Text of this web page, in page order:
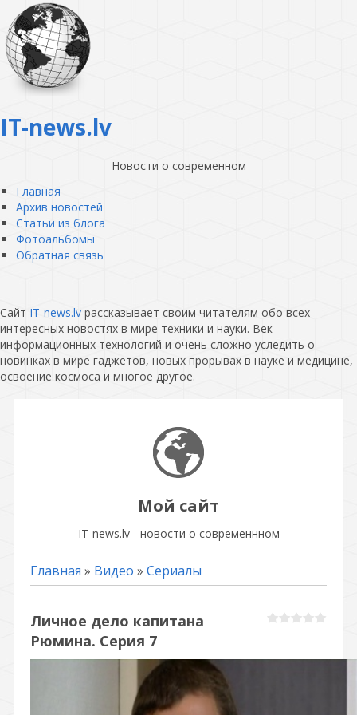
IT-news.lv
Новости о современном
Главная
Архив новостей
Статьи из блога
Фотоальбомы
Обратная связь
Сайт IT-news.lv рассказывает своим читателям обо всех
интересных новостях в мире техники и науки. Век
информационных технологий и очень сложно уследить о
новинках в мире гаджетов, новых прорывах в науке и медицине,
освоение космоса и многое другое.
Мой сайт
IT-news.lv - новости о современнном
Главная » Видео » Сериалы
Личное дело капитана
Рюмина. Серия 7